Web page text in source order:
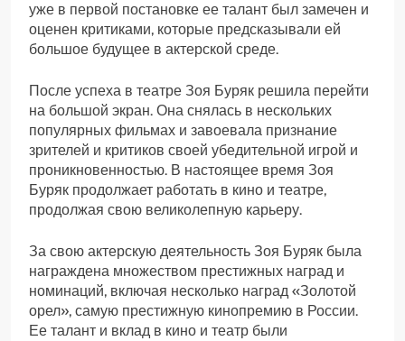
уже в первой постановке ее талант был замечен и
оценен критиками, которые предсказывали ей
большое будущее в актерской среде.
После успеха в театре Зоя Буряк решила перейти
на большой экран. Она снялась в нескольких
популярных фильмах и завоевала признание
зрителей и критиков своей убедительной игрой и
проникновенностью. В настоящее время Зоя
Буряк продолжает работать в кино и театре,
продолжая свою великолепную карьеру.
За свою актерскую деятельность Зоя Буряк была
награждена множеством престижных наград и
номинаций, включая несколько наград «Золотой
орел», самую престижную кинопремию в России.
Ее талант и вклад в кино и театр были